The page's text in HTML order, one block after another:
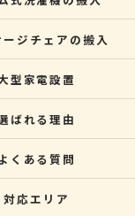
ージチェアの搬入
型家電設置
ばれる理由
くある質問
対応エリア